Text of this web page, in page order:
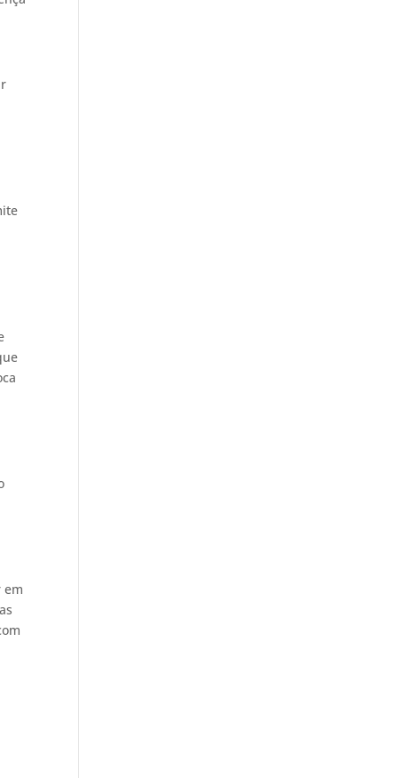
em